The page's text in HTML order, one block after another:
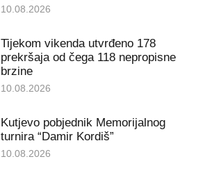
10.08.2026
Tijekom vikenda utvrđeno 178
prekršaja od čega 118 nepropisne
brzine
10.08.2026
Kutjevo pobjednik Memorijalnog
turnira “Damir Kordiš”
10.08.2026